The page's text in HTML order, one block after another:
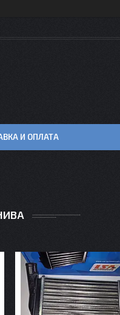
И ОПЛАТА